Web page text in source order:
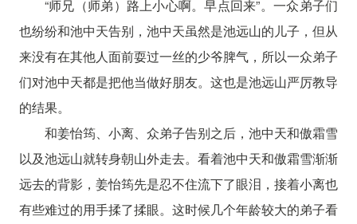
“师兄（师弟）路上小心啊。早点回来”。一众弟子们
也纷纷和池中天告别，池中天虽然是池远山的儿子，但从
来没有在其他人面前耍过一丝的少爷脾气，所以一众弟子
们对池中天都是把他当做好朋友。这也是池远山严厉教导
的结果。
和姜怡筠、小离、众弟子告别之后，池中天和傲霜雪
以及池远山就转身朝山外走去。看着池中天和傲霜雪渐渐
远去的背影，姜怡筠先是忍不住流下了眼泪，接着小离也
有些难过的用手揉了揉眼。这时候几个年龄较大的弟子看